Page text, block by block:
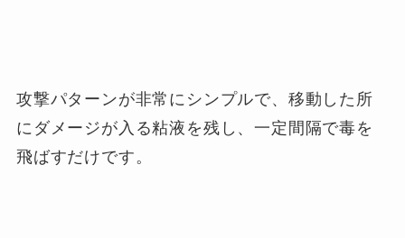
攻撃パターンが非常にシンプルで、移動した所
にダメージが入る粘液を残し、一定間隔で毒を
飛ばすだけです。